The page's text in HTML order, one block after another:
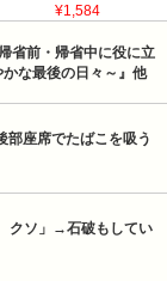
¥1,584
省前・帰省中に役に立
な最後の日々～』他
部座席でたばこを吸う
クソ」→石破もしてい